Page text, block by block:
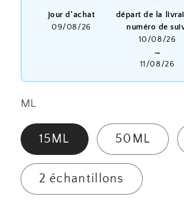
jour d'achat
09/08/26
départ de la
numéro de
10/08/26
→
11/08/26
ML
15ML 50ML
2 échantillons